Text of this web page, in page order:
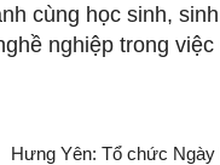
cùng học sinh,
nghiệp trong
Hưng Yên: Tổ chức